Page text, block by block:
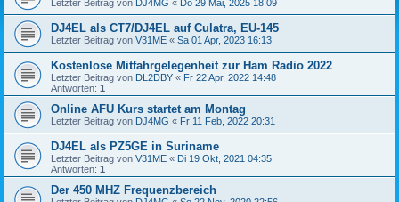
Letzter Beitrag von DJ4MG « Do 29 Mai, 2025 18:09
DJ4EL als CT7/DJ4EL auf Culatra, EU-145
Letzter Beitrag von V31ME « Sa 01 Apr, 2023 16:13
Kostenlose Mitfahrgelegenheit zur Ham Radio 2022
Letzter Beitrag von DL2DBY « Fr 22 Apr, 2022 14:48
Antworten: 1
Online AFU Kurs startet am Montag
Letzter Beitrag von DJ4MG « Fr 11 Feb, 2022 20:31
DJ4EL als PZ5GE in Suriname
Letzter Beitrag von V31ME « Di 19 Okt, 2021 04:35
Antworten: 1
Der 450 MHZ Frequenzbereich